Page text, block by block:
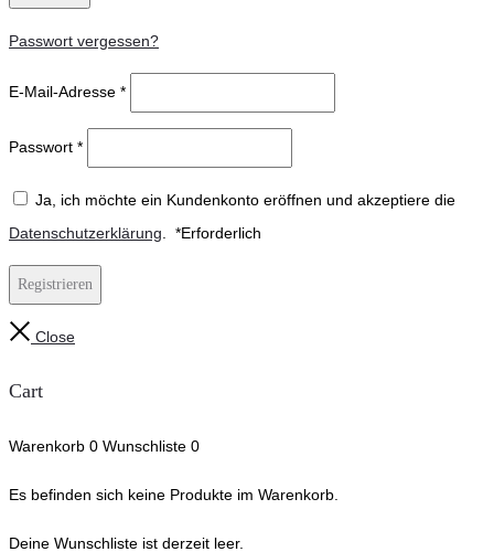
Passwort vergessen?
E-Mail-Adresse *
Passwort *
Ja, ich möchte ein Kundenkonto eröffnen und akzeptiere die
Datenschutzerklärung. *Erforderlich
Registrieren
Close
Cart
Warenkorb 0 Wunschliste 0
Es befinden sich keine Produkte im Warenkorb.
Deine Wunschliste ist derzeit leer.